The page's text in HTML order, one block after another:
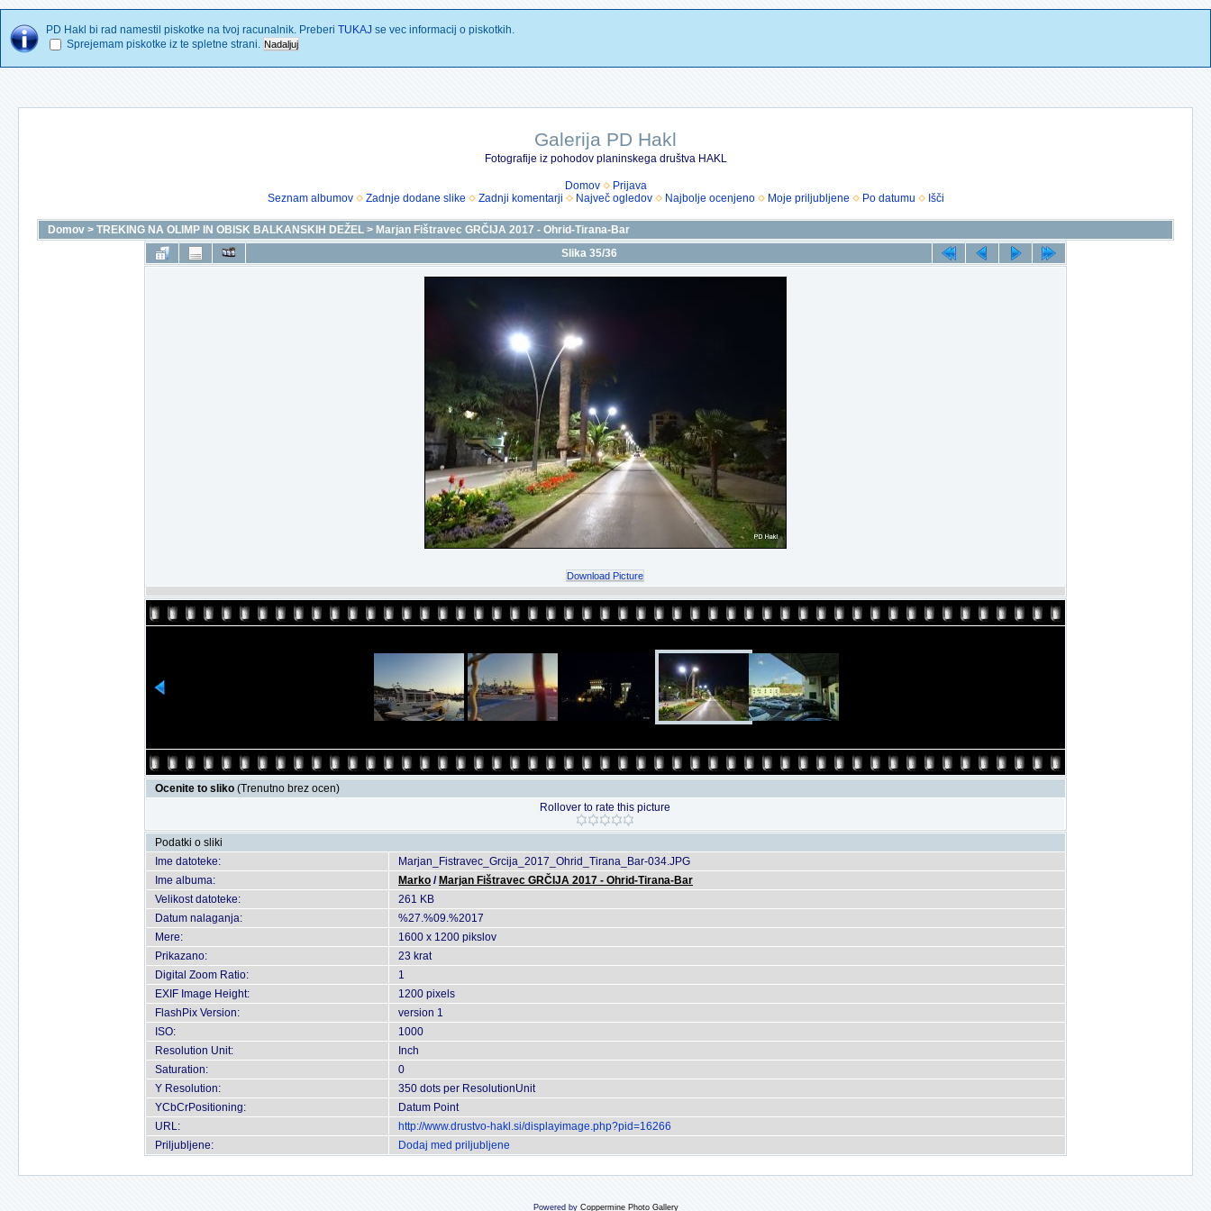
PD Hakl bi rad namestil piskotke na tvoj racunalnik. Preberi TUKAJ se vec informacij o piskotkih.
Sprejemam piskotke iz te spletne strani.
Galerija PD Hakl
Fotografije iz pohodov planinskega društva HAKL
Domov
Prijava
Seznam albumov
Zadnje dodane slike Zadnji komentarji Največ ogledov Najbolje ocenjeno Moje priljubljene Po datumu Išči
Domov > TREKING NA OLIMP IN OBISK BALKANSKIH DEŽEL > Marjan Fištravec GRČIJA 2017 - Ohrid-Tirana-Bar
Slika 35/36
Download Picture
Ocenite to sliko (Trenutno brez ocen)
Rollover to rate this picture
Podatki o sliki
Ime datoteke:
Marjan_Fistravec_Grcija_2017_Ohrid_Tirana_Bar-034.JPG
Ime albuma:
Marko / Marjan Fištravec GRČIJA 2017 - Ohrid-Tirana-Bar
Velikost datoteke:
261 KB
Datum nalaganja:
%27.%09.%2017
Mere:
1600 x 1200 pikslov
Prikazano:
23 krat
Digital Zoom Ratio:
1
EXIF Image Height:
1200 pixels
FlashPix Version:
version 1
ISO:
1000
Resolution Unit:
Inch
Saturation:
0
Y Resolution:
350 dots per ResolutionUnit
YCbCrPositioning:
Datum Point
URL:
http://www.drustvo-hakl.si/displayimage.php?pid=16266
Priljubljene:
Dodaj med priljubljene
Powered by Coppermine Photo Gallery